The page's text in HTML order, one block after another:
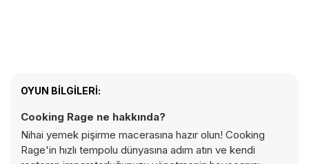
OYUN BILGILERI:
Cooking Rage ne hakkında?
Nihai yemek pişirme macerasına hazır olun! Cooking
Rage'in hızlı tempolu dünyasına adım atın ve kendi